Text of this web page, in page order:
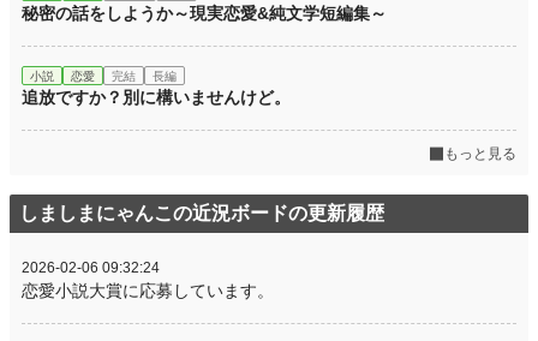
秘密の話をしようか～現実恋愛&純文学短編集～
小説 恋愛 完結 長編
追放ですか？別に構いませんけど。
もっと見る
しましまにゃんこの近況ボードの更新履歴
2026-02-06 09:32:24
恋愛小説大賞に応募しています。